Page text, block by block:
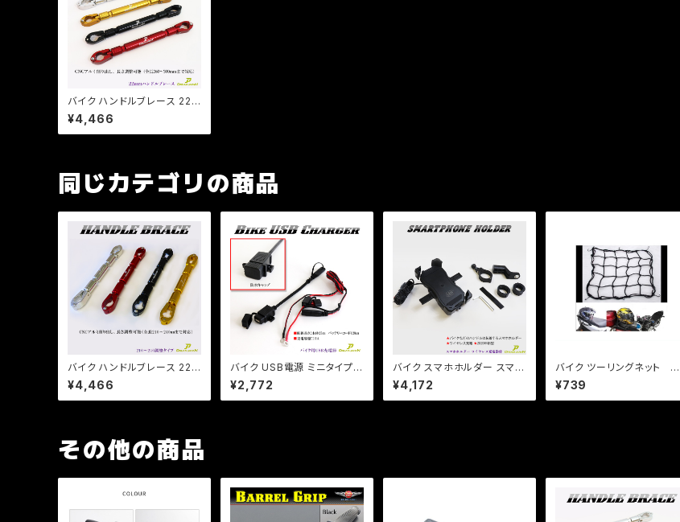
バイク ハンドルブレース 22π
長さ調整、アクセサリー装着
可能/ 全長260mm-300mm
/ モンキー / エイプ / CB / XJ
¥4,466
同じカテゴリの商品
バイク ハンドルブレース 22π
長さ調整、アクセサリー装着
可能/ 全長210mm-240m
m/ PCX /エイプ/CB/XJR/
¥4,466
バイク USB電源 ミニタイプ
スマホ充電 USBポート 防水
防塵 トリクル充電 接続可能/
ブラック/ハーレー/ドラスタ/マ
¥2,772
バイク スマホホルダー スマホ
充電 最新Qi USBポート 付き
スイッチ 22mm 25mmハン
ドル対応 / ワイヤレス充電 /
¥4,172
バイク ツーリングネット 格
安 荷物くくり ライダー バイク
用 ネット 40*40cm
¥739
その他の商品